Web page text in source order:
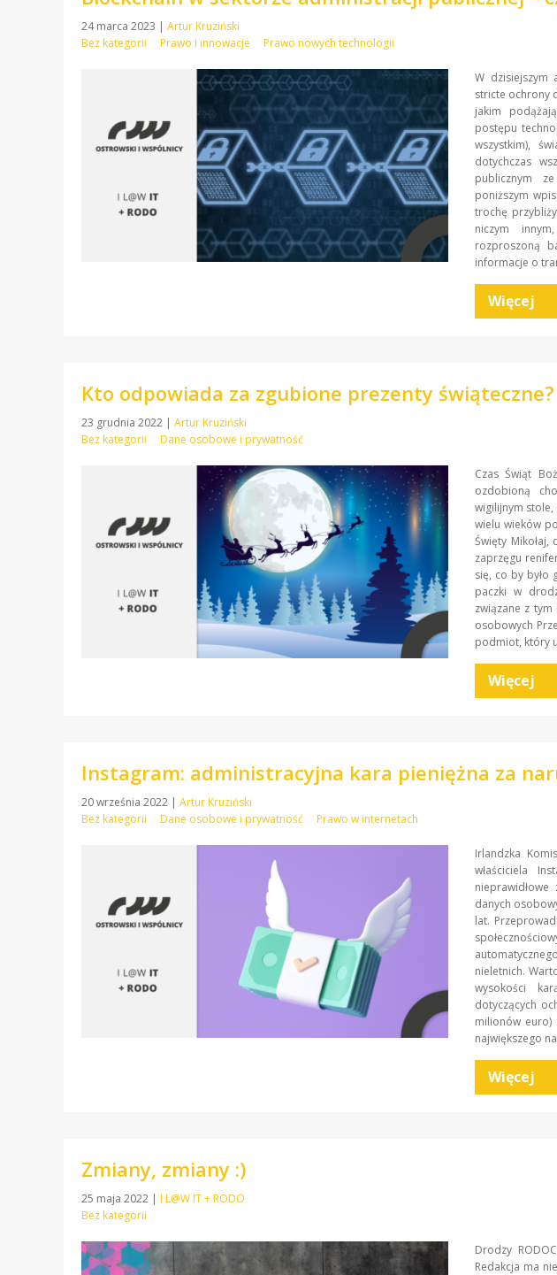
24 marca 2023 | Artur Kruziński
Bez kategorii
Prawo i innowacje Prawo nowych technologii
W dzisiejszym
stricte ochrony
jakim
postępu
wszystkim),
dotychczas
publicznym
poniższym
trochę
niczym
rozproszoną
informacje o
Więcej
Kto odpowiada za zgubione prezenty świąteczne?
23 grudnia 2022 | Artur Kruziński
Bez kategorii
Dane osobowe i prywatność
Czas Świąt
ozdobioną
wigilijnym
wielu wieków
Święty
zaprzęgu
się, co by było
paczki w
związane z
osobowych
podmiot, który
Więcej
Instagram: administracyjna kara pieniężna za
20 września 2022 | Artur Kruziński
Bez kategorii
Dane osobowe i prywatność Prawo w internetach
Irlandzka
właściciela
danych
lat.
nieletnich.
wysokości
dotyczących
milionów euro)
największego
Więcej
Zmiany, zmiany :)
25 maja 2022 | I L@W IT + RODO
Bez kategorii
Drodzy
Redakcja ma